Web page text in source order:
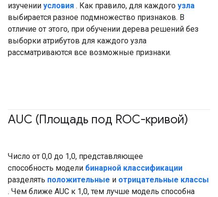
изучении условия . Как правило, для каждого узла
выбирается разное подмножество признаков. В
отличие от этого, при обучении дерева решений без
выборки атрибутов для каждого узла
рассматриваются все возможные признаки.
AUC (Площадь под ROC-кривой)
Число от 0,0 до 1,0, представляющее
способность модели бинарной классификации
разделять положительные и отрицательные классы
. Чем ближе AUC к 1,0, тем лучше модель способна